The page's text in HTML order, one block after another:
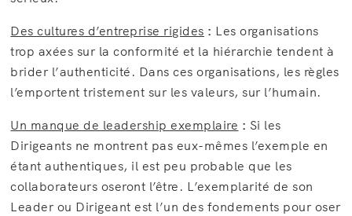
Des cultures d’entreprise rigides : Les organisations
trop axées sur la conformité et la hiérarchie tendent à
brider l’authenticité. Dans ces organisations, les règles
l’emportent tristement sur les valeurs, sur l’humain.
Un manque de leadership exemplaire : Si les
Dirigeants ne montrent pas eux-mêmes l’exemple en
étant authentiques, il est peu probable que les
collaborateurs oseront l’être. L’exemplarité de son
Leader ou Dirigeant est l’un des fondements pour oser